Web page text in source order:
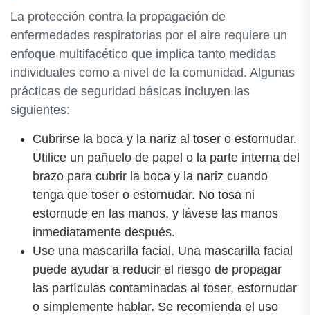
La protección contra la propagación de
enfermedades respiratorias por el aire requiere un
enfoque multifacético que implica tanto medidas
individuales como a nivel de la comunidad. Algunas
prácticas de seguridad básicas incluyen las
siguientes:
Cubrirse la boca y la nariz al toser o estornudar.
Utilice un pañuelo de papel o la parte interna del
brazo para cubrir la boca y la nariz cuando
tenga que toser o estornudar. No tosa ni
estornude en las manos, y lávese las manos
inmediatamente después.
Use una mascarilla facial. Una mascarilla facial
puede ayudar a reducir el riesgo de propagar
las partículas contaminadas al toser, estornudar
o simplemente hablar. Se recomienda el uso